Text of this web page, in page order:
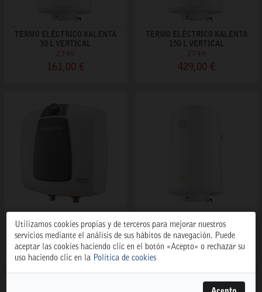
TERMO ELÉCTRICO KALENTA
30 L VERTICAL
2745
161,00 €
TERMO ELÉCTRICO KALENTA
150 L VERTICAL
2749
429,00 €
15 L VERTICAL
5707
149,00 €
100 L VERTICAL
2748
211,00 €
Utilizamos cookies propias y de terceros para mejorar nuestros
servicios mediante el análisis de sus hábitos de navegación. Puede
aceptar las cookies haciendo clic en el botón «Acepto» o rechazar su
uso haciendo clic en la Política de cookies